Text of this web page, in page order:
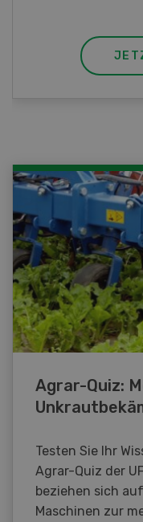
Agrar-Quiz:
Testen Sie Ihr
Agrar-Quiz der
beziehen sich
Maschinen zur